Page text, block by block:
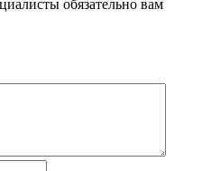
обязательно вам